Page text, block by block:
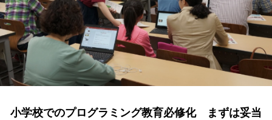
小学校でのプログラミング教育必修化 まずは妥当